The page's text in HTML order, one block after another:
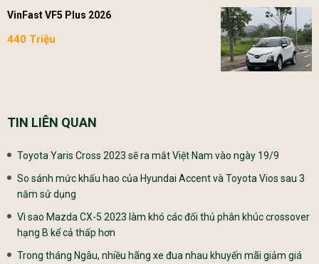
VinFast VF5 Plus 2026
440 Triệu
TIN LIÊN QUAN
Toyota Yaris Cross 2023 sẽ ra mắt Việt Nam vào ngày 19/9
So sánh mức khấu hao của Hyundai Accent và Toyota Vios sau 3
năm sử dụng
Vì sao Mazda CX-5 2023 làm khó các đối thủ phân khúc crossover
hạng B kể cả thấp hơn
Trong tháng Ngâu, nhiều hãng xe đua nhau khuyến mãi giảm giá